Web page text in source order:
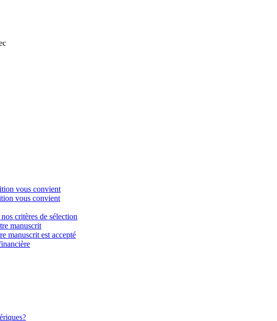
vous convient
vous convient
critères de sélection
manuscrit
manuscrit est accepté